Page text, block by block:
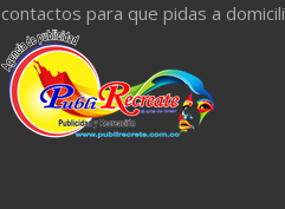
contactos para que pidas a